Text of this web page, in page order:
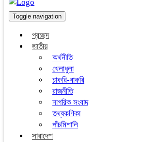
Toggle navigation
প্রচ্ছদ
জাতীয়
অর্থনীতি
খেলাধুলা
চাকরি-বাকরি
রাজনীতি
নাগরিক সংবাদ
তথ্যকণিকা
পাঁচমিশালি
সারাদেশ